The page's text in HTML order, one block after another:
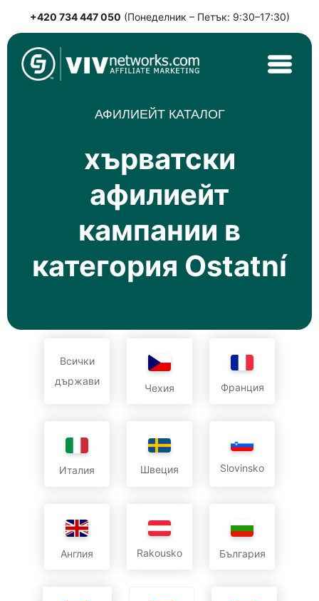
Skip
to
content
+420 734 447 050 (Понеделник – Петък: 9:30–17:30)
VIVnetworks.com
Nejvýkonnější affiliate síť v CEE
АФИЛИЕЙТ КАТАЛОГ
хърватски
афилиейт
кампании в
категория Ostatní
Всички
държави
Чехия Франция
Италия Швеция Slovinsko
Англия Rakousko България